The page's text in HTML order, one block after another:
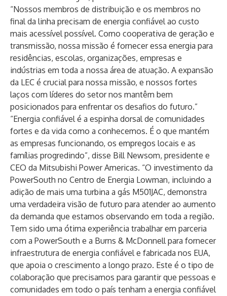
“Nossos membros de distribuição e os membros no
final da linha precisam de energia confiável ao custo
mais acessível possível. Como cooperativa de geração e
transmissão, nossa missão é fornecer essa energia para
residências, escolas, organizações, empresas e
indústrias em toda a nossa área de atuação. A expansão
da LEC é crucial para nossa missão, e nossos fortes
laços com líderes do setor nos mantêm bem
posicionados para enfrentar os desafios do futuro.”
“Energia confiável é a espinha dorsal de comunidades
fortes e da vida como a conhecemos. É o que mantém
as empresas funcionando, os empregos locais e as
famílias progredindo”, disse Bill Newsom, presidente e
CEO da Mitsubishi Power Americas. “O investimento da
PowerSouth no Centro de Energia Lowman, incluindo a
adição de mais uma turbina a gás M501JAC, demonstra
uma verdadeira visão de futuro para atender ao aumento
da demanda que estamos observando em toda a região.
Tem sido uma ótima experiência trabalhar em parceria
com a PowerSouth e a Burns & McDonnell para fornecer
infraestrutura de energia confiável e fabricada nos EUA,
que apoia o crescimento a longo prazo. Este é o tipo de
colaboração que precisamos para garantir que pessoas e
comunidades em todo o país tenham a energia confiável